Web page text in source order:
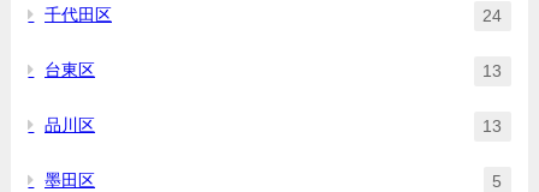
千代田区 24
台東区 13
品川区 13
墨田区 5